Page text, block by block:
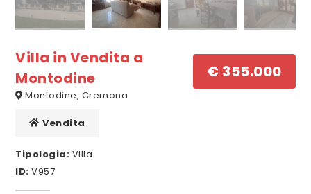
Villa in Vendita a
Montodine
Montodine, Cremona
€ 355.000
Vendita
Tipologia: Villa
ID: V957